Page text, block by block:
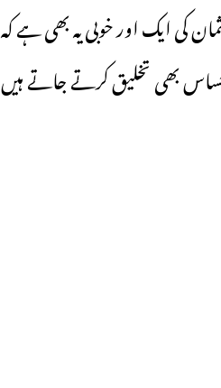
کی ایک اور خوبی یہ بھی ہے کہ
بھی تخلیق کرتے جاتے ہیں